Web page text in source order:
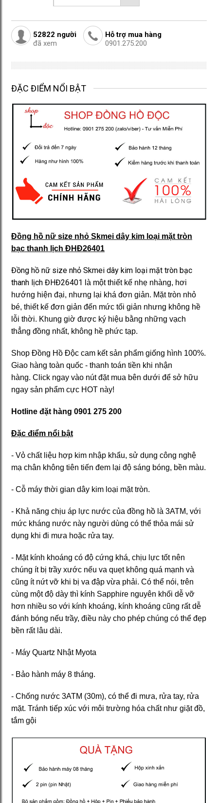
52822 người
đã xem
Hỗ trợ mua hàng
0901.275.200
ĐẶC ĐIỂM NỔI BẬT
Đồng hồ nữ size nhỏ Skmei dây kim loại mặt tròn
bạc thanh lịch ĐHĐ26401
Đồng hồ nữ size nhỏ Skmei dây kim loại mặt tròn bạc
thanh lịch ĐHĐ26401 là một thiết kế nhẹ nhàng, hơi
hướng hiện đại, nhưng lại khá đơn giản. Mặt tròn nhỏ
bé, thiết kế đơn giản đến mức tối giản nhưng không hề
lỗi thời. Khung giờ được ký hiệu bằng những vạch
thẳng đồng nhất, không hề phức tạp.
Shop Đồng Hồ Độc cam kết sản phẩm giống hình 100%.
Giao hàng toàn quốc - thanh toán tiền khi nhận
hàng. Click ngay vào nút đặt mua bên dưới để sở hữu
ngay sản phẩm cực HOT này!
Hotline đặt hàng 0901 275 200
Đặc điểm nổi bật
- Vỏ chất liệu hợp kim nhập khẩu, sử dụng công nghệ
mạ chân không tiên tiến đem lại độ sáng bóng, bền màu.
- Cỗ máy thời gian dây kim loại mặt tròn.
- Khả năng chịu áp lực nước của đồng hồ là 3ATM, với
mức kháng nước này người dùng có thể thỏa mái sử
dụng khi đi mưa hoặc rửa tay.
- Mặt kính khoáng có độ cứng khá, chịu lực tốt nên
chúng ít bị trầy xước nếu va quẹt không quá mạnh và
cũng ít nứt vỡ khi bị va đập vừa phải. Có thể nói, trên
cùng một độ dày thì kính Sapphire nguyên khối dễ vỡ
hơn nhiều so với kính khoáng, kính khoáng cũng rất dễ
đánh bóng nếu trầy, điều này cho phép chúng có thể đẹp
bền rất lâu dài.
- Máy Quartz Nhật Myota
- Bảo hành máy 8 tháng.
- Chống nước 3ATM (30m), có thể đi mưa, rửa tay, rửa
mặt. Tránh tiếp xúc với môi trường hóa chất như giặt đồ,
tắm gội